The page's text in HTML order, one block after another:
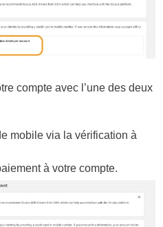
compte avec l’une des deux
mobile via la vérification à
à votre compte.